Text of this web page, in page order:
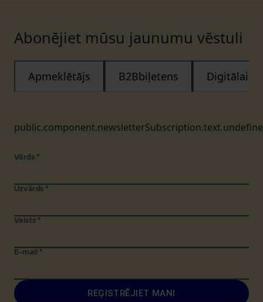
Abonējiet mūsu jaunumu vēstuli
Apmeklētājs B2Bbiļetens Digitālais
Vārds *
Uzvārds *
Valsts *
E-mail *
REĢISTRĒJIET MANI